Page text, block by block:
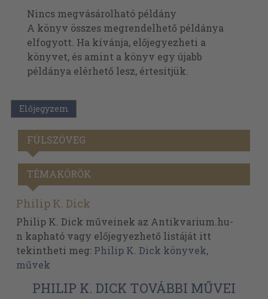
Nincs megvásárolható példány
A könyv összes megrendelhető példánya
elfogyott. Ha kívánja, előjegyezheti a
könyvet, és amint a könyv egy újabb
példánya elérhető lesz, értesítjük.
Előjegyzem
FÜLSZÖVEG
TÉMAKÖRÖK
Philip K. Dick
Philip K. Dick műveinek az Antikvarium.hu-
n kapható vagy előjegyezhető listáját itt
tekintheti meg: Philip K. Dick könyvek,
művek
PHILIP K. DICK TOVÁBBI MŰVEI